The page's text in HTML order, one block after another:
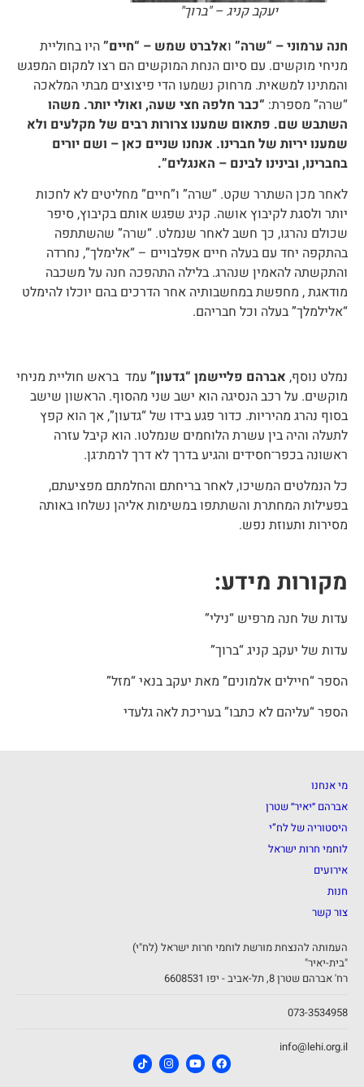
יעקב קניג – "ברוך"
חנה ערמוני – “שרה” ואלברט שמש – “חיים”היו בחוליית
מניחי מוקשים. עם סיום הנחת המוקשים הם רצו למקום המפגש
והמתינו למשאית. מרחוק נשמעו הדי פיצוצים מבתי המלאכה
“שרה” מספרת: “כבר חלפה חצי שעה, ואולי יותר. משהו
השתבש שם. פתאום שמענו צרורות רבים של מקלעים ולא
שמענו יריות של חברינו. אנחנו שניים כאן – ושם יורים
בחברינו, ובינינו לבינם – האנגלים”.
לאחר מכן השתרר שקט. “שרה” ו”חיים” מחליטים לא לחכות
יותר ולסגת לקיבוץ אושה. קניג שפגש אותם בקיבוץ, סיפר
שכולם נהרגו, כך חשב לאחר שנמלט. “שרה” שהשתתפה
בהתקפה יחד עם בעלה חיים אפלבויים – “אלימלך”, נחרדה
והתקשתה להאמין שנהרג. בלילה התהפכה חנה על משכבה
מודאגת , מחפשת במחשבותיה אחר הדרכים בהם יוכלו להימלט
“אלילמלך” בעלה וכל חבריהם.
נמלט נוסף, אברהם פליישמן “גדעון” עמד בראש חוליית מניחי
מוקשים. על רכב הנסיגה הוא ישב שני מהסוף. הראשון שישב
בסוף נהרג מהיריות. כדור פגע בידו של “גדעון”, אך הוא קפץ
לתעלה והיה בין עשרת הלוחמים שנמלטו. הוא קיבל עזרה
ראשונה בכפר־חסידים והגיע בדרך לא דרך לרמת־גן.
כל הנמלטים המשיכו, לאחר בריחתם והחלמתם מפציעתם,
בפעילות המחתרת והשתתפו במשימות אליהן נשלחו באותה
מסירות ותעוזת נפש.
מקורות מידע:
עדות של חנה מרפיש “נילי”
עדות של יעקב קניג “ברוך”
הספר “חיילים אלמונים” מאת יעקב בנאי “מזל”
הספר “עליהם לא כתבו” בעריכת לאה גלעדי
מי אנחנו
אברהם ״יאיר״ שטרן
היסטוריה של לח”י
לוחמי חרות ישראל
אירועים
חנות
צור קשר
העמותה להנצחת מורשת לוחמי חרות ישראל (לח"י)
"בית-יאיר"
רח' אברהם שטרן 8, תל-אביב - יפו 6608531
073-3534958
info@lehi.org.il